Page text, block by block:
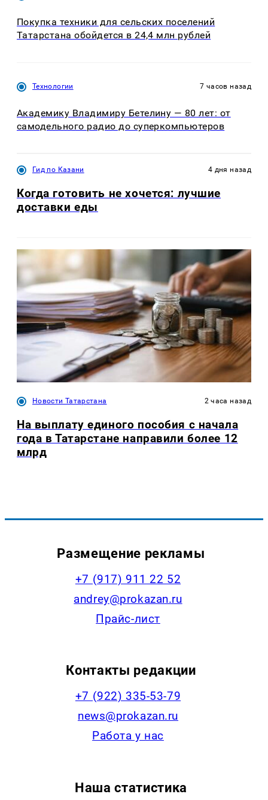
Покупка техники для сельских поселений
Татарстана обойдется в 24,4 млн рублей
Технологии 7 часов назад
Академику Владимиру Бетелину — 80 лет: от
самодельного радио до суперкомпьютеров
Гид по Казани 4 дня назад
Когда готовить не хочется: лучшие
доставки еды
Новости Татарстана 2 часа назад
На выплату единого пособия с начала
года в Татарстане направили более 12
млрд
Размещение рекламы
+7 (917) 911 22 52
andrey@prokazan.ru
Прайс-лист
Контакты редакции
+7 (922) 335-53-79
news@prokazan.ru
Работа у нас
Наша статистика